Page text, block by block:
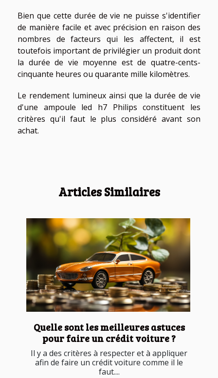
Bien que cette durée de vie ne puisse s'identifier
de manière facile et avec précision en raison des
nombres de facteurs qui les affectent, il est
toutefois important de privilégier un produit dont
la durée de vie moyenne est de quatre-cents-
cinquante heures ou quarante mille kilomètres.
Le rendement lumineux ainsi que la durée de vie
d'une ampoule led h7 Philips constituent les
critères qu'il faut le plus considéré avant son
achat.
Articles Similaires
Quelle sont les meilleures astuces
pour faire un crédit voiture ?
Il y a des critères à respecter et à appliquer
afin de faire un crédit voiture comme il le
faut....